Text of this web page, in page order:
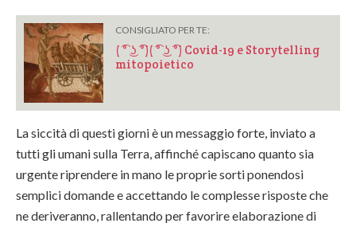
CONSIGLIATO PER TE:
( ͡° ͜ʖ ͡°)( ͡° ͜ʖ ͡°) Covid-19 e Storytelling
mitopoietico
La siccità di questi giorni è un messaggio forte, inviato a
tutti gli umani sulla Terra, affinché capiscano quanto sia
urgente riprendere in mano le proprie sorti ponendosi
semplici domande e accettando le complesse risposte che
ne deriveranno, rallentando per favorire elaborazione di